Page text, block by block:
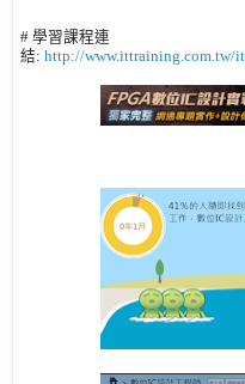
# 學習課程連
結: http://www.ittraining.com.tw/